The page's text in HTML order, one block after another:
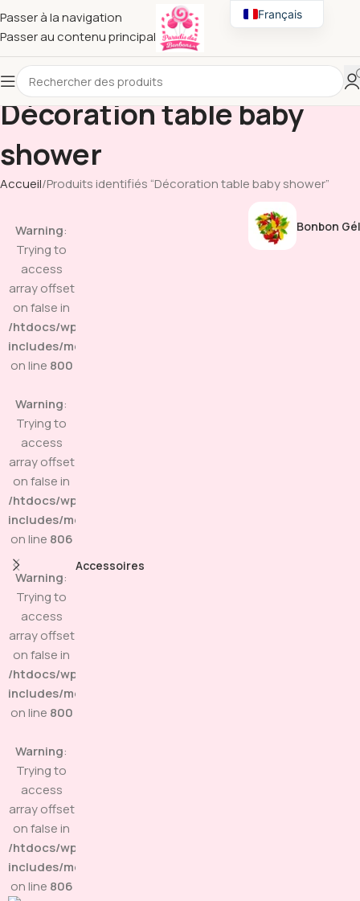
Passer à la navigation
Passer au contenu principal
Décoration table baby
shower
Accueil Produits identifiés “Décoration table baby shower”
Warning:
Trying to
access
array offset
on false in
/htdocs/wp-
includes/media.php
on line 800
Warning:
Trying to
access
array offset
on false in
/htdocs/wp-
includes/media.php
on line 806
Warning:
Trying to
access
array offset
on false in
/htdocs/wp-
includes/media.php
on line 800
Warning:
Trying to
access
array offset
on false in
/htdocs/wp-
includes/media.php
on line 806
Accessoires
Bonbon
Français